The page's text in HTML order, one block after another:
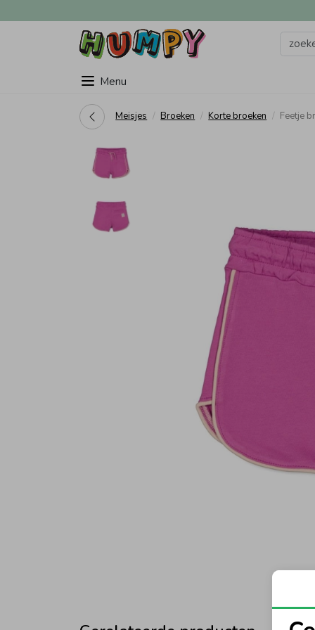
Menu
Meisjes Broeken Korte broeken Feetje